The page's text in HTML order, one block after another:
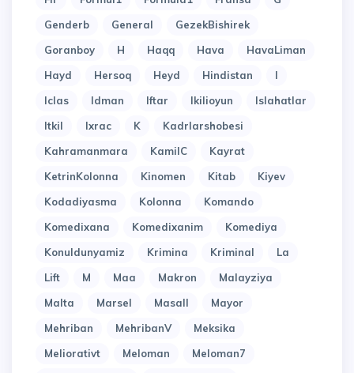
Genderb
General
GezekBishirek
Goranboy
H Haqq Hava
HavaLiman
Hayd
Hersoq Heyd Hindistan
I
Iclas
Idman Iftar Ikilioyun
Islahatlar
Itkil
Ixrac K
Kadrlarshobesi
Kahramanmara
KamilC
Kayrat
KetrinKolonna
Kinomen Kitab
Kiyev
Kodadiyasma
Kolonna
Komando
Komedixana
Komedixanim
Komediya
Konuldunyamiz
Krimina Kriminal
La
Lift
M Maa Makron
Malayziya
Malta
Marsel Masall
Mayor
Mehriban
MehribanV
Meksika
Meliorativt
Meloman
Meloman7